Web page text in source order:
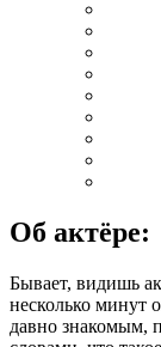
Об актёре:
Бывает, видишь
несколько минут
давно знакомым,